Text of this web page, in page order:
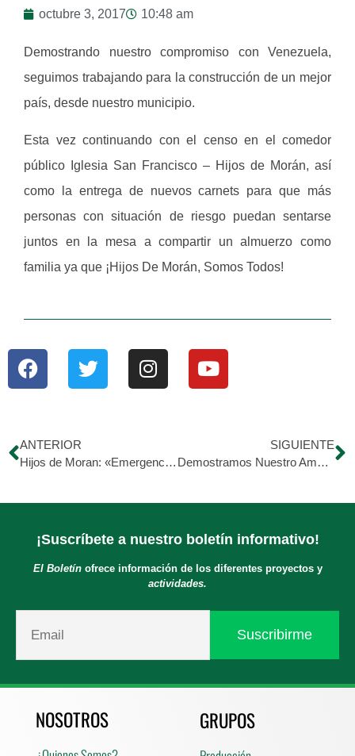
octubre 3, 2017 10:48 am
Demostrando nuestro compromiso con Venezuela,
seguimos trabajando para la construcción de un mejor
país, desde nuestro municipio.
Esta vez continuando con el censo en el comedor
público Iglesia San Francisco – Hijos de Morán, así
como la entrega de nuevos carnets para que más
personas con situación de riesgo puedan sentarse
juntos en la mesa a compartir un almuerzo como
familia ya que ¡Hijos De Morán, Somos Todos!
ANTERIOR
Hijos de Moran: «Emergencia Canina»
SIGUIENTE
Demostramos Nuestro Amor sin Distinción
¡Suscríbete a nuestro boletín informativo!
El Boletínofrece información de los diferentes proyectos y
actividades.
NOSOTROS GRUPOS